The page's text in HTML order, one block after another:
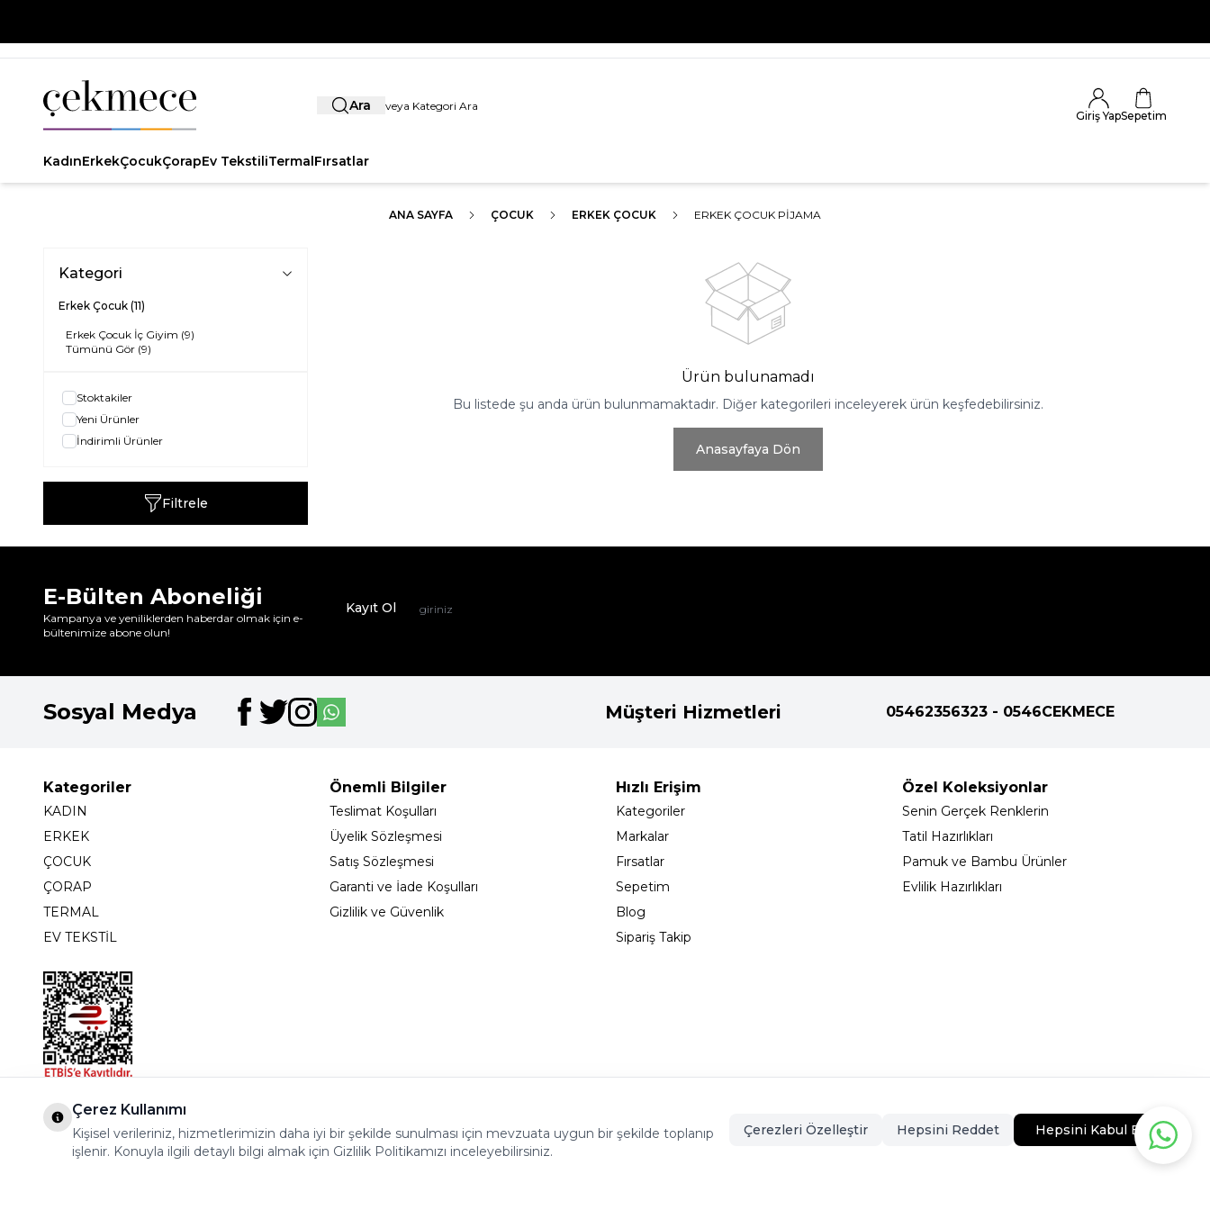
Ara
Giriş YapSepetim
KadınErkekÇocukÇorapEv TekstiliTermalFırsatlar
ANA SAYFA ÇOCUK ERKEK ÇOCUK ERKEK ÇOCUK PIJAMA
Kategori
Erkek Çocuk (11)
Erkek Çocuk İç Giyim (9)
Tümünü Gör (9)
Stoktakiler
Yeni Ürünler
İndirimli Ürünler
Filtrele
Ürün bulunamadı
Bu listede şu anda ürün bulunmamaktadır. Diğer kategorileri inceleyerek ürün keşfedebilirsiniz.
Anasayfaya Dön
E-Bülten Aboneliği
Kampanya ve yeniliklerden haberdar olmak için e-
bültenimize abone olun!
Kayıt Ol
Sosyal Medya Müşteri Hizmetleri 05462356323 - 0546CEKMECE
Kategoriler
KADIN
ERKEK
ÇOCUK
ÇORAP
TERMAL
EV TEKSTİL
Önemli Bilgiler
Teslimat Koşulları
Üyelik Sözleşmesi
Satış Sözleşmesi
Garanti ve İade Koşulları
Gizlilik ve Güvenlik
Hızlı Erişim
Kategoriler
Markalar
Fırsatlar
Sepetim
Blog
Sipariş Takip
Özel Koleksiyonlar
Senin Gerçek Renklerin
Tatil Hazırlıkları
Pamuk ve Bambu Ürünler
Evlilik Hazırlıkları
Çerez Kullanımı
Kişisel verileriniz, hizmetlerimizin daha iyi bir şekilde sunulması için mevzuata uygun bir şekilde toplanıp
işlenir. Konuyla ilgili detaylı bilgi almak için Gizlilik Politikamızı inceleyebilirsiniz.
Çerezleri Özelleştir Hepsini Reddet Hepsini Kabul Et